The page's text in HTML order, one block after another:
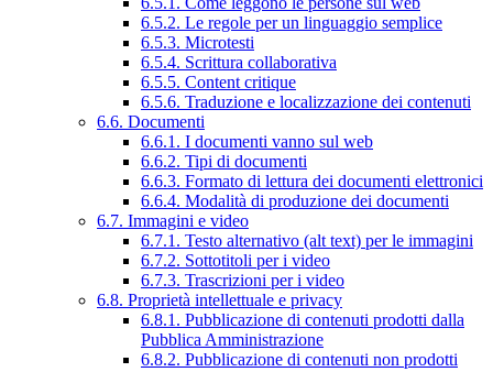
6.5.2. Le regole per un linguaggio semplice
6.5.3. Microtesti
6.5.4. Scrittura collaborativa
6.5.5. Content critique
6.5.6. Traduzione e localizzazione dei contenuti
6.6. Documenti
6.6.1. I documenti vanno sul web
6.6.2. Tipi di documenti
6.6.3. Formato di lettura dei documenti elettronici
6.6.4. Modalità di produzione dei documenti
6.7. Immagini e video
6.7.1. Testo alternativo (alt text) per le immagini
6.7.2. Sottotitoli per i video
6.7.3. Trascrizioni per i video
6.8. Proprietà intellettuale e privacy
6.8.1. Pubblicazione di contenuti prodotti dalla
Pubblica Amministrazione
6.8.2. Pubblicazione di contenuti non prodotti